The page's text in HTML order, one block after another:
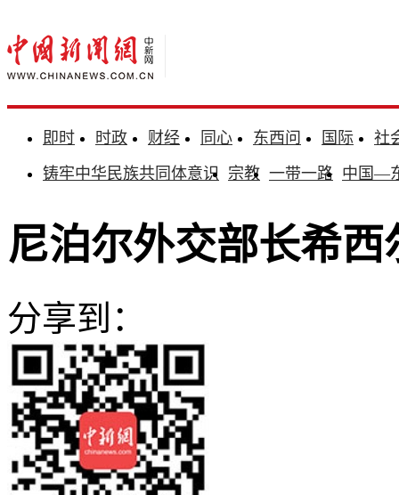
即时 时政 财经 同心 东西问 国际
社
铸牢中华民族共同体意识 宗教 一带一路 中国—
尼泊尔外交部长希西
分享到：